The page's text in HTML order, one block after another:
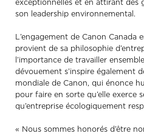
exceptionnelles et en attirant des
son leadership environnemental.
L’engagement de Canon Canada
provient de sa philosophie
l’importance de travailler
dévouement s’inspire également
mondiale de Canon, qui énonce
pour faire en sorte qu’elle exerce
qu’entreprise écologiquement
« Nous sommes honorés d’être